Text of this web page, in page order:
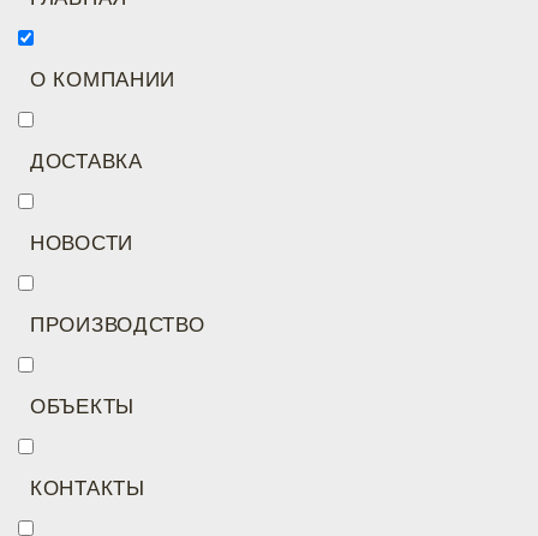
О КОМПАНИИ
ДОСТАВКА
НОВОСТИ
ПРОИЗВОДСТВО
ОБЪЕКТЫ
КОНТАКТЫ